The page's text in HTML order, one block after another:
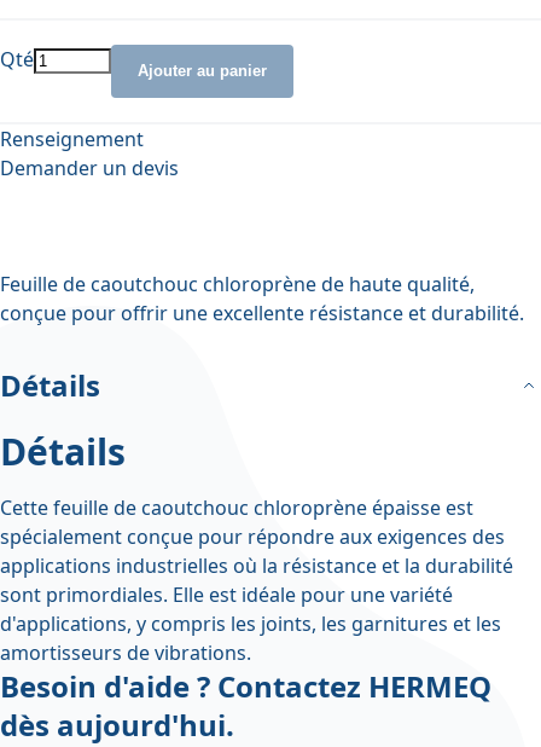
Qté Ajouter au panier
Renseignement
Demander un devis
Feuille de caoutchouc chloroprène de haute qualité,
conçue pour offrir une excellente résistance et durabilité.
Détails
Détails
Cette feuille de caoutchouc chloroprène épaisse est
spécialement conçue pour répondre aux exigences des
applications industrielles où la résistance et la durabilité
sont primordiales. Elle est idéale pour une variété
d'applications, y compris les joints, les garnitures et les
amortisseurs de vibrations.
Besoin d'aide ? Contactez HERMEQ
dès aujourd'hui.